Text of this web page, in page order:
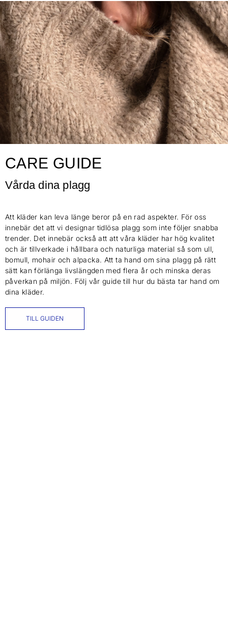
CARE GUIDE
Vårda dina plagg
Att kläder kan leva länge beror på en rad aspekter. För oss
innebär det att vi designar tidlösa plagg som inte följer snabba
trender. Det innebär också att att våra kläder har hög kvalitet
och är tillverkade i hållbara och naturliga material så som ull,
bomull, mohair och alpacka. Att ta hand om sina plagg på rätt
sätt kan förlänga livslängden med flera år och minska deras
påverkan på miljön. Följ vår guide till hur du bästa tar hand om
dina kläder.
TILL GUIDEN